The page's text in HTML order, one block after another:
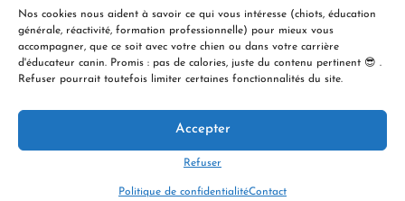
Nos cookies nous aident à savoir ce qui vous intéresse (chiots, éducation
générale, réactivité, formation professionnelle) pour mieux vous
accompagner, que ce soit avec votre chien ou dans votre carrière
d'éducateur canin. Promis : pas de calories, juste du contenu pertinent 😎 .
Refuser pourrait toutefois limiter certaines fonctionnalités du site.
Accepter
Refuser
Politique de confidentialitéContact
info@evolutioncanine.ca
© 2026 ÉVOLUTION CANINE ACADÉMIE